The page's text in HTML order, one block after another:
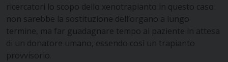
ricercatori lo scopo dello xenotrapianto in questo caso
non sarebbe la sostituzione dell’organo a lungo
termine, ma far guadagnare tempo al paziente in attesa
di un donatore umano, essendo così un trapianto
provvisorio.